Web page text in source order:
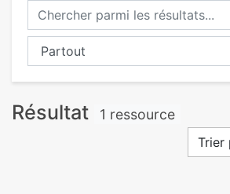
Chercher parmi les résultats...
Chercher dans...
Résultat 1 ressource
Trier